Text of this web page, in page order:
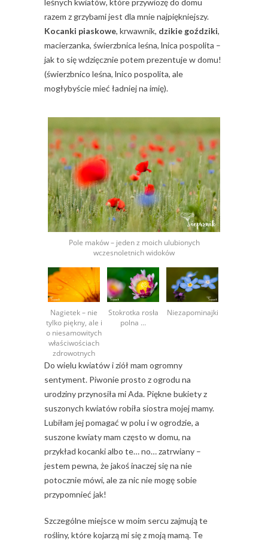
razem z grzybami jest dla mnie najpiękniejszy.
Kocanki piaskowe, krwawnik, dzikie goździki,
macierzanka, świerzbnica leśna, lnica pospolita –
jak to się wdzięcznie potem prezentuje w domu!
(świerzbnico leśna, lnico pospolita, ale
mogłybyście mieć ładniej na imię).
Pole maków – jeden z moich ulubionych
wczesnoletnich widoków
Nagietek – nie
tylko piękny, ale i
o niesamowitych
właściwościach
zdrowotnych
Stokrotka rosła
polna …
Niezapominajki
Do wielu kwiatów i ziół mam ogromny
sentyment. Piwonie prosto z ogrodu na
urodziny przynosiła mi Ada. Piękne bukiety z
suszonych kwiatów robiła siostra mojej mamy.
Lubiłam jej pomagać w polu i w ogrodzie, a
suszone kwiaty mam często w domu, na
przykład kocanki albo te… no… zatrwiany –
jestem pewna, że jakoś inaczej się na nie
potocznie mówi, ale za nic nie mogę sobie
przypomnieć jak!
Szczególne miejsce w moim sercu zajmują te
rośliny, które kojarzą mi się z moją mamą. Te